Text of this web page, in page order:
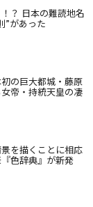
？ 日本の難読地名
”があった
の巨大都城・藤原
帝・持統天皇の凄
を描くことに相応
色辞典』が新発